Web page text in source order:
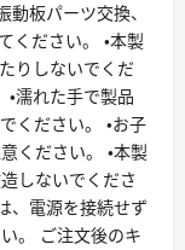
動板パーツ交換、
ください。 ・本製
りしないでくだ
濡れた手で製品
ください。 ・お子
ください。 ・本製
しないでくださ
、電源を接続せず
。 ご注文後のキ